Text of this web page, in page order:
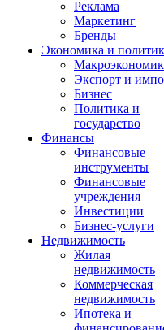
Реклама
Маркетинг
Бренды
Экономика и
Экспорт и
Бизнес
Политика и
государство
Финансы
Финансовые
инструменты
Финансовые
учреждения
Инвестиции
Бизнес-услуги
Недвижимость
Жилая
недвижимость
Коммерческая
недвижимость
Ипотека и